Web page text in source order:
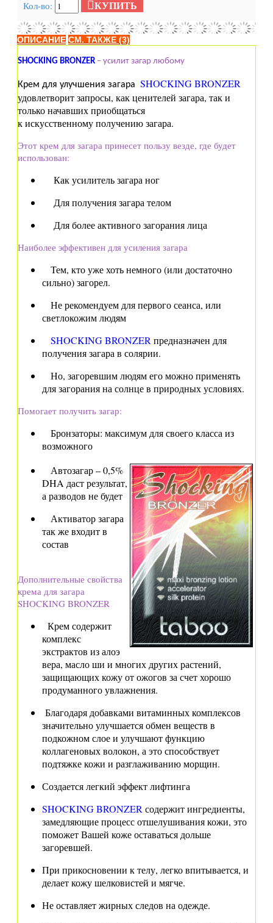
Кол-во: КУПИТЬ
ОПИСАНИЕ СМ. ТАКЖЕ (3)
SHOCKING BRONZER – усилит загар любому
Крем для улучшения загара SHOCKINGBRONZER
удовлетворит запросы, как ценителей загара, так и
только начавших приобщаться
к искусственному получению загара.
Этот крем для загара принесет пользу везде, где будет
использован:
Как усилитель загара ног
Для получения загара телом
Для более активного загорания лица
Наиболее эффективен для усиления загара
Тем, кто уже хоть немного (или достаточно
сильно) загорел.
Не рекомендуем для первого сеанса, или
светлокожим людям
SHOCKING BRONZER предназначен для
получения загара в солярии.
Но, загоревшим людям его можно применять
для загорания на солнце в природных условиях.
Помогает получить загар:
Бронзаторы: максимум для своего класса из
возможного
Автозагар – 0,5%
DHA даст результат,
а разводов не будет
Активатор загара
так же входит в
состав
Дополнительные свойства
крема для загара
SHOCKING BRONZER
Крем содержит
комплекс
экстрактов из алоэ
вера, масло ши и многих других растений,
защищающих кожу от ожогов за счет хорошо
продуманного увлажнения.
Благодаря добавками витаминных комплексов
значительно улучшается обмен веществ в
подкожном слое и улучшают функцию
коллагеновых волокон, а это способствует
подтяжке кожи и разглаживанию морщин.
Создается легкий эффект лифтинга
SHOCKING BRONZER содержит ингредиенты,
замедляющие процесс отшелушивания кожи, это
поможет Вашей коже оставаться дольше
загоревшей.
При прикосновении к телу, легко впитывается, и
делает кожу шелковистей и мягче.
Не оставляет жирных следов на одежде.